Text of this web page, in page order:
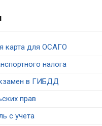
карта для ОСАГО
налога
в ГИБДД
прав
с учета